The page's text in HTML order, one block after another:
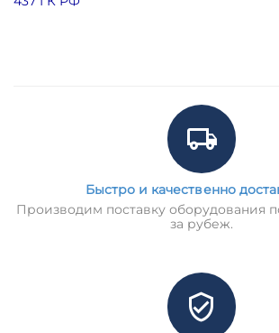
Быстро и качественно
Производим поставку оборудования
за рубеж.